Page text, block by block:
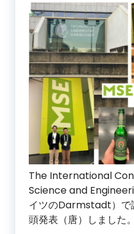
The International
Science and
イツのDarmstadt）で
頭発表（唐）し